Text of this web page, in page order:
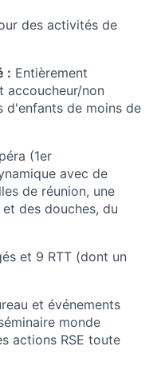
des activités de
: Entièrement
accoucheur/non
d'enfants de moins de
(1er
avec de
de réunion, une
des douches, du
et 9 RTT (dont un
et événements
monde
actions RSE toute